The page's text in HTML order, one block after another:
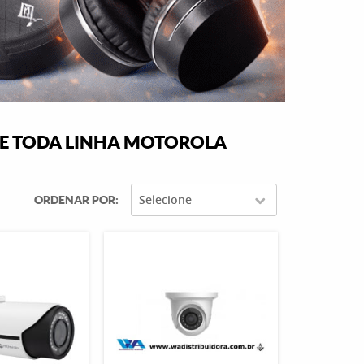
TODA LINHA MOTOROLA
ORDENAR POR Selecione